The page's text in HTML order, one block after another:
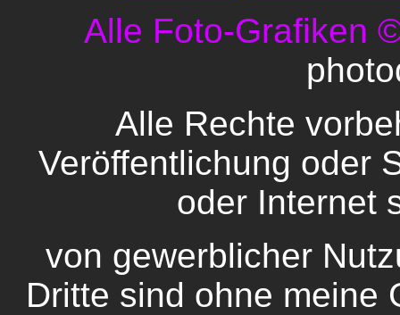
Alle Foto-Grafiken
Alle Rechte
Veröffentlichung oder
oder Internet
von gewerblicher
Dritte sind ohne meine